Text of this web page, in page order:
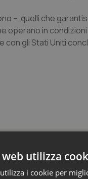
– quelli che
in
con gli Stati Uniti
Parlamento
utilizza
i cookie per